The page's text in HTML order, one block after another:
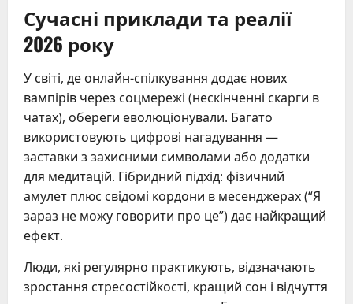
Сучасні приклади та реалії
2026 року
У світі, де онлайн-спілкування додає нових
вампірів через соцмережі (нескінченні скарги в
чатах), обереги еволюціонували. Багато
використовують цифрові нагадування —
заставки з захисними символами або додатки
для медитацій. Гібридний підхід: фізичний
амулет плюс свідомі кордони в месенджерах (“Я
зараз не можу говорити про це”) дає найкращий
ефект.
Люди, які регулярно практикують, відзначають
зростання стресостійкості, кращий сон і відчуття